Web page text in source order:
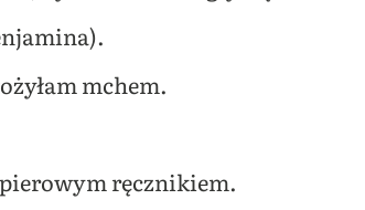
mchem.
ręcznikiem.